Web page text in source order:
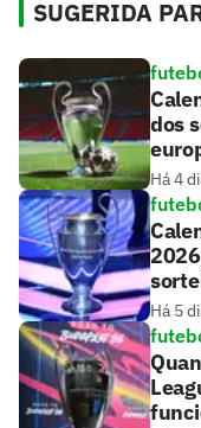
SUGERIDA
dos
Há 4
Há 5